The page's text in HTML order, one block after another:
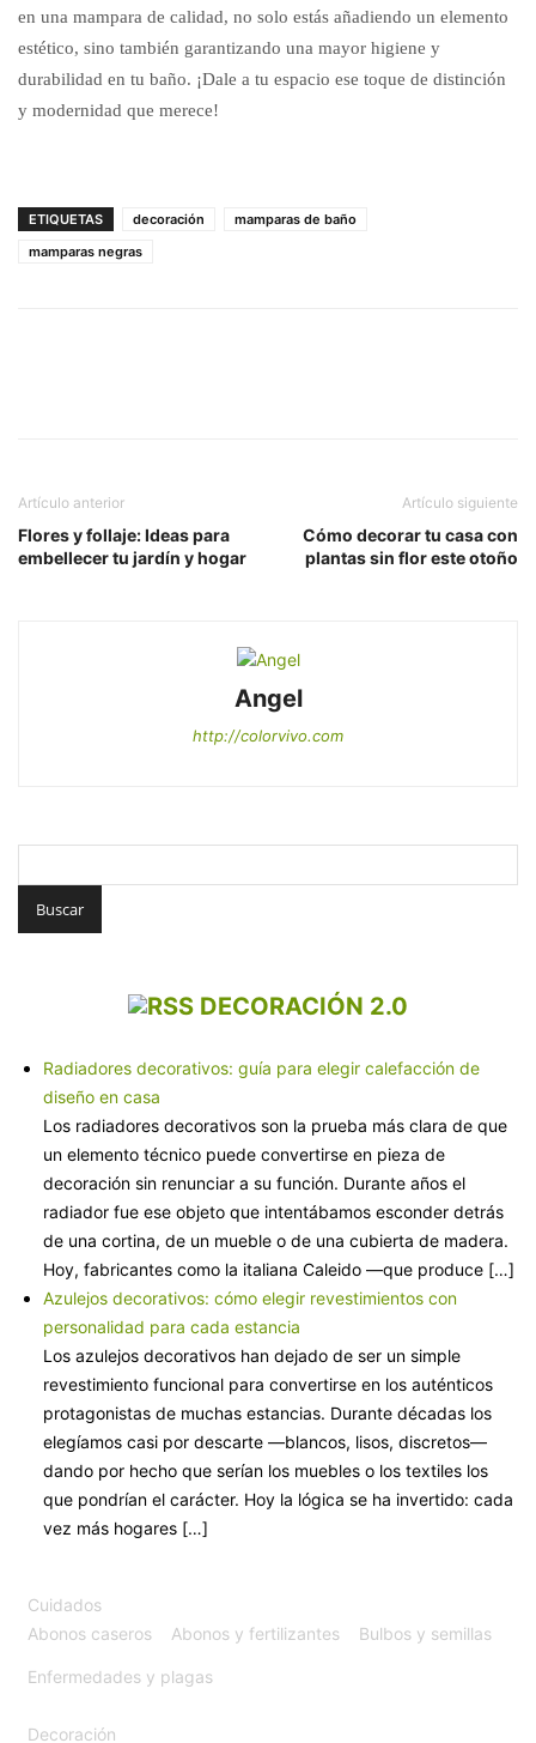
en una mampara de calidad, no solo estás añadiendo un elemento
estético, sino también garantizando una mayor higiene y
durabilidad en tu baño. ¡Dale a tu espacio ese toque de distinción
y modernidad que merece!
ETIQUETAS decoración
mamparas de baño
mamparas negras
Artículo anterior
Flores y follaje: Ideas para
embellecer tu jardín y hogar
Artículo siguiente
Cómo decorar tu casa con
plantas sin flor este otoño
Angel
http://colorvivo.com
DECORACIÓN 2.0
Radiadores decorativos: guía para elegir calefacción de
diseño en casa
Los radiadores decorativos son la prueba más clara de que
un elemento técnico puede convertirse en pieza de
decoración sin renunciar a su función. Durante años el
radiador fue ese objeto que intentábamos esconder detrás
de una cortina, de un mueble o de una cubierta de madera.
Hoy, fabricantes como la italiana Caleido —que produce […]
Azulejos decorativos: cómo elegir revestimientos con
personalidad para cada estancia
Los azulejos decorativos han dejado de ser un simple
revestimiento funcional para convertirse en los auténticos
protagonistas de muchas estancias. Durante décadas los
elegíamos casi por descarte —blancos, lisos, discretos—
dando por hecho que serían los muebles o los textiles los
que pondrían el carácter. Hoy la lógica se ha invertido: cada
vez más hogares […]
Cuidados
Abonos caseros
Abonos y fertilizantes Bulbos y semillas
Enfermedades y plagas
Decoración